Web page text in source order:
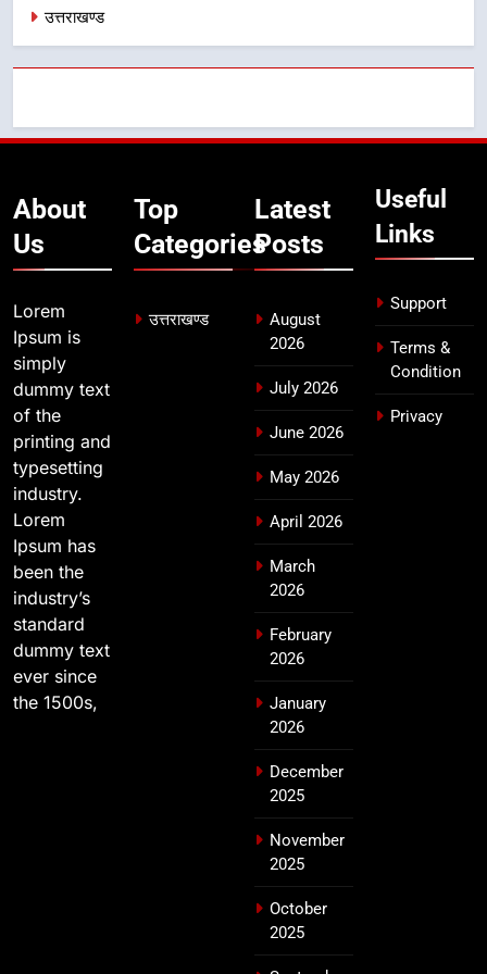
उत्तराखण्ड
दिल्ली-देहरादून आर्थिक कॉरिडोर से जुड़ी
का डीएम ने किया निरीक्षण; समयबद्ध एवं
गुणवत्तापूर्ण निर्माण सुनिश्चित करने के
निर्देश, सुरक्षा मानकों से कोई समझौता
उत्तराखण्ड
About
Us
Lorem
Ipsum is
simply
dummy text
of the
printing and
typesetting
industry.
Lorem
Ipsum has
been the
industry’s
standard
dummy text
ever since
the 1500s,
Top
Categories
उत्तराखण्ड
Latest
Posts
August
2026
July 2026
June 2026
May 2026
April 2026
March
2026
February
2026
January
2026
December
2025
November
2025
October
2025
Useful
Links
Support
Terms &
Condition
Privacy